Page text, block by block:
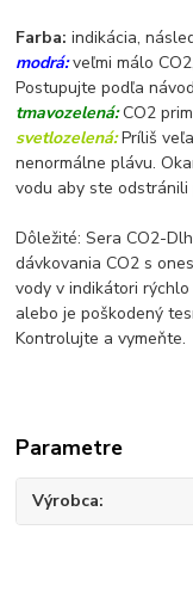
Farba: indikácia,
modrá:veľmi málo
Postupujte podľa
tmavozelená:CO2
svetlozelená:Príliš
nenormálne plávu.
vodu aby ste odstránili
Dôležité: Sera CO2-
dávkovania CO2 s
vody v indikátori
alebo je poškodený
Kontrolujte a vymeňte.
Parametre
Výrobca